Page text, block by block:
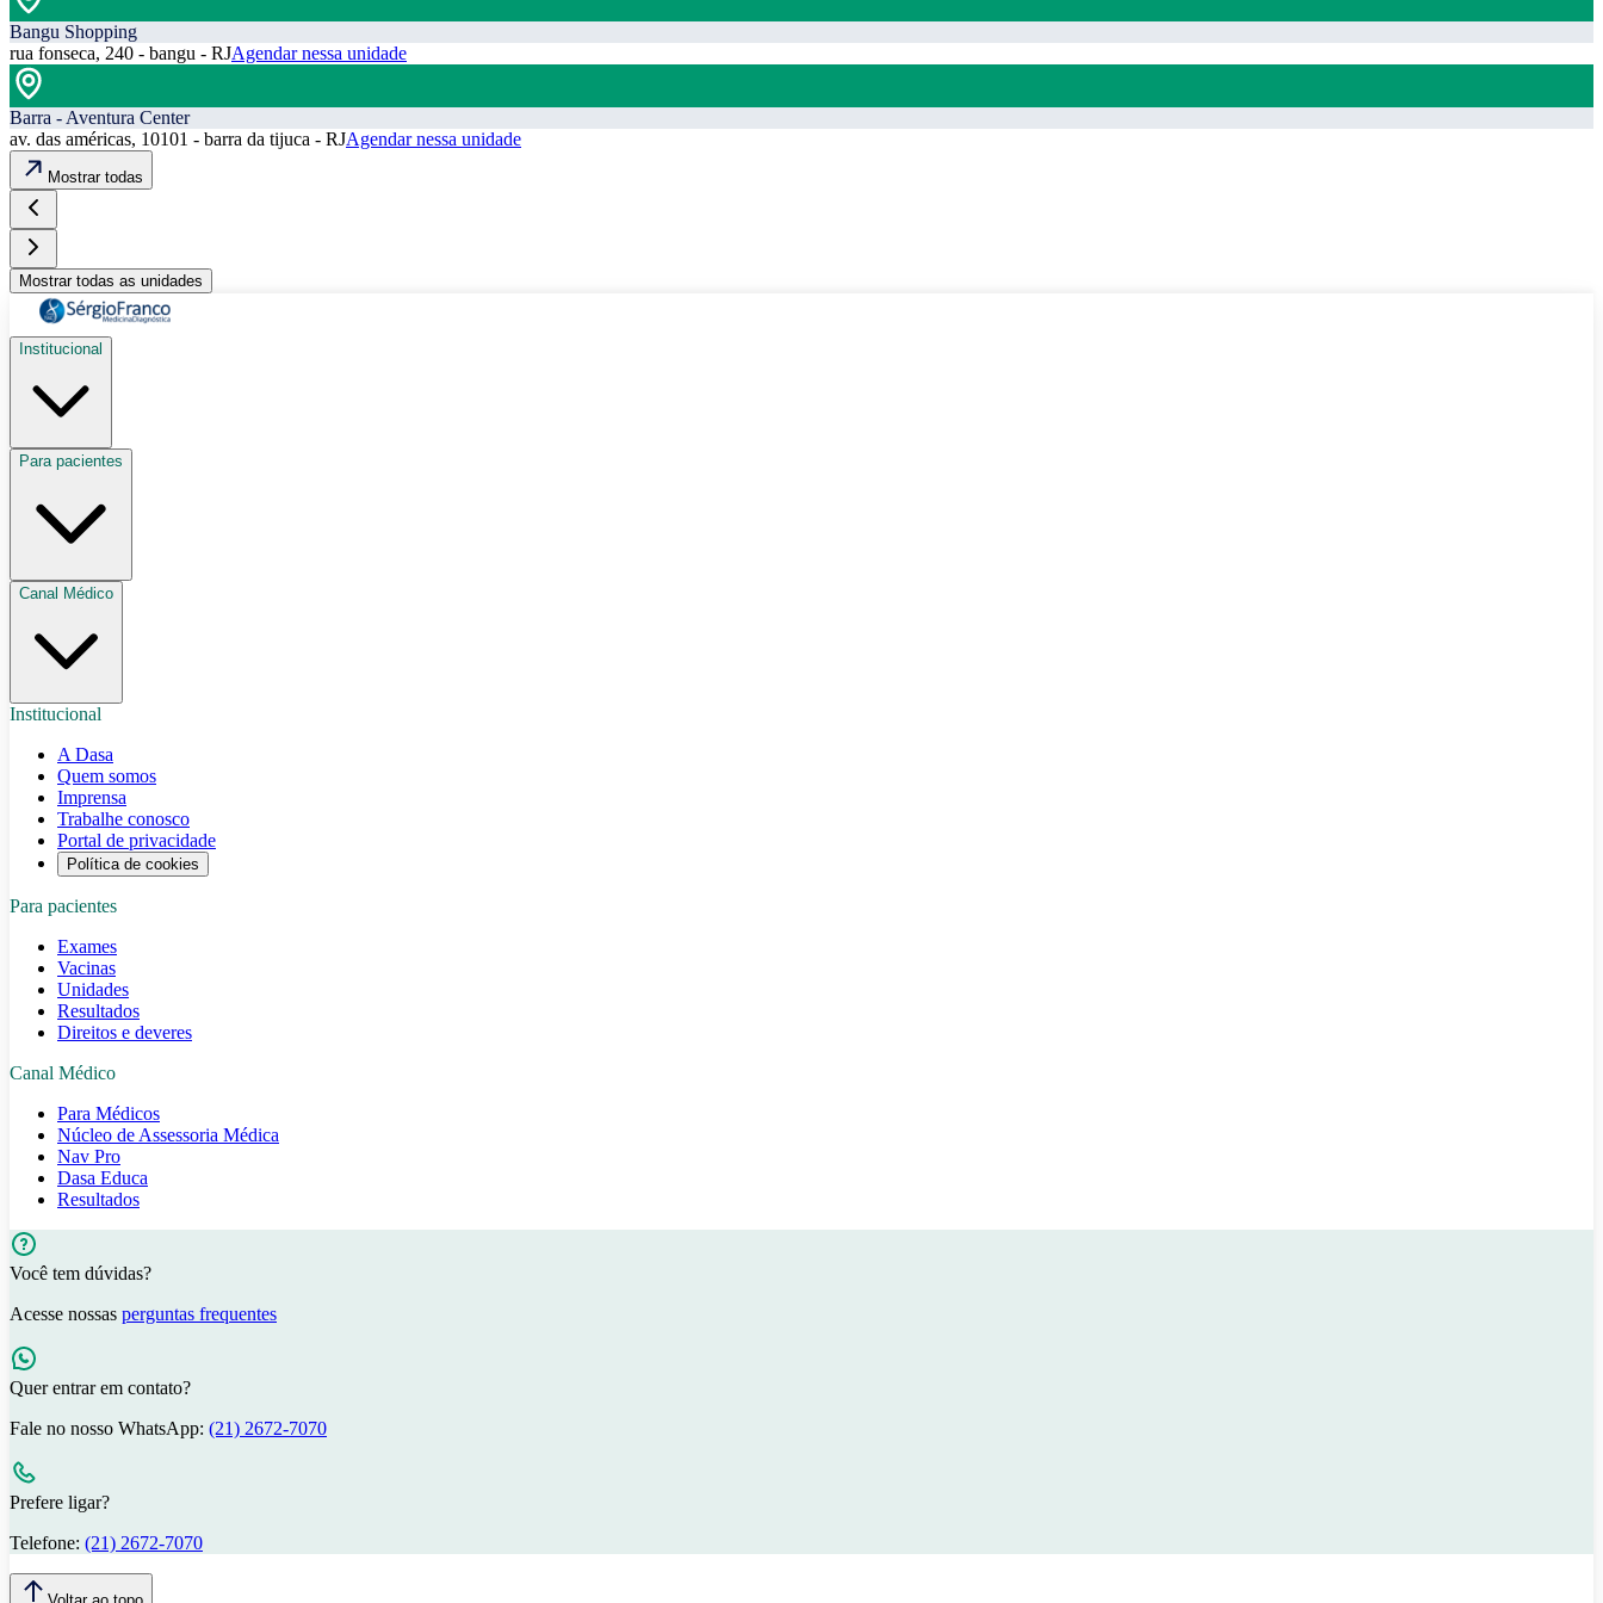
Bangu Shopping
rua fonseca, 240 - bangu - RJAgendar nessa unidade
Barra - Aventura Center
av. das américas, 10101 - barra da tijuca - RJAgendar nessa unidade
Mostrar todas
Mostrar todas as unidades
Institucional
Para pacientes
Canal Médico
Institucional
A Dasa
Quem somos
Imprensa
Trabalhe conosco
Portal de privacidade
Política de cookies
Para pacientes
Exames
Vacinas
Unidades
Resultados
Direitos e deveres
Canal Médico
Para Médicos
Núcleo de Assessoria Médica
Nav Pro
Dasa Educa
Resultados
Você tem dúvidas?
Acesse nossas perguntas frequentes
Quer entrar em contato?
Fale no nosso WhatsApp: (21) 2672-7070
Prefere ligar?
Telefone: (21) 2672-7070